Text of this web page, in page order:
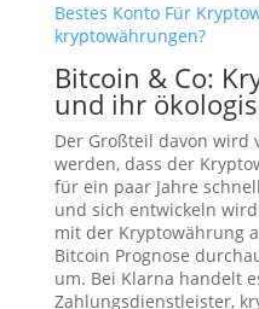
Bestes Konto Für
kryptowährungen?
Bitcoin & Co:
und ihr
Der Großteil davon
werden, dass der
für ein paar Jahre
und sich entwickeln
mit der Kryptowährung
Bitcoin Prognose
um. Bei Klarna handelt
Zahlungsdienstleister,